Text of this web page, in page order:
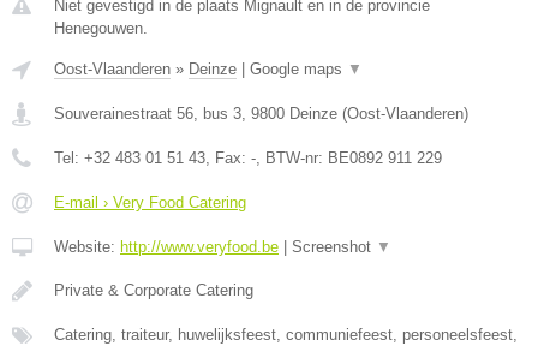
Niet gevestigd in de plaats Mignault en in de provincie
Henegouwen.
Oost-Vlaanderen » Deinze Google maps ▼
Souverainestraat 56, bus 3, 9800 Deinze (Oost-Vlaanderen)
Tel: +32 483 01 51 43, Fax: -, BTW-nr: BE0892 911 229
E-mail › Very Food Catering
Website: http://www.veryfood.be Screenshot ▼
Private & Corporate Catering
Catering, traiteur, huwelijksfeest, communiefeest, personeelsfeest,